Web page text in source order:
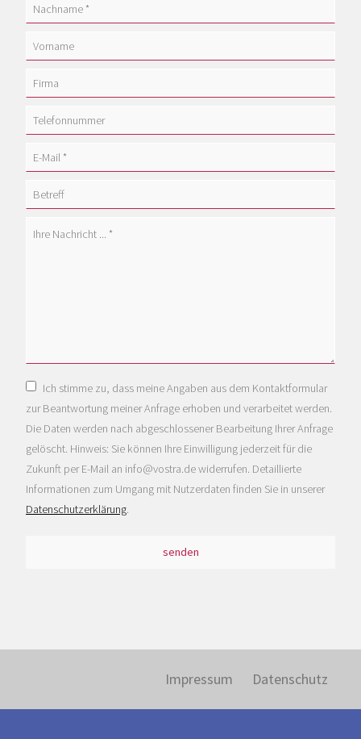
Ich stimme zu, dass meine Angaben aus dem Kontaktformular
zur Beantwortung meiner Anfrage erhoben und verarbeitet werden.
Die Daten werden nach abgeschlossener Bearbeitung Ihrer Anfrage
gelöscht. Hinweis: Sie können Ihre Einwilligung jederzeit für die
Zukunft per E-Mail an info@vostra.de widerrufen. Detaillierte
Informationen zum Umgang mit Nutzerdaten finden Sie in unserer
Datenschutzerklärung
senden
Impressum Datenschutz